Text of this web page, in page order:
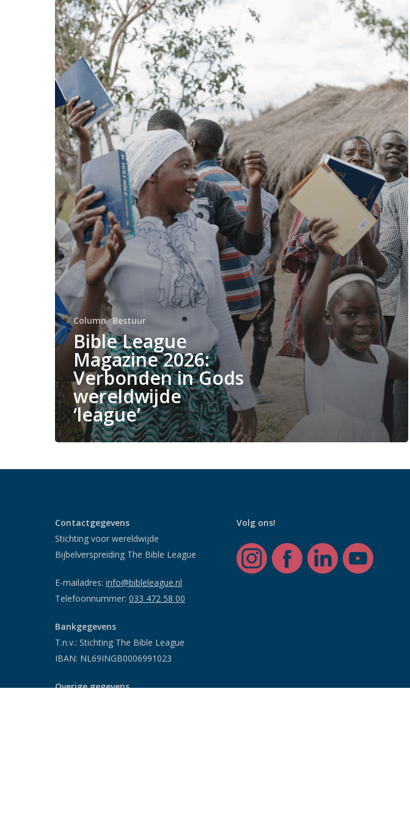
2026:
Verbonden
in
Gods
wereldwijde
‘league’
Column Bestuur
Bible League
Magazine 2026:
Verbonden in Gods
wereldwijde
‘league’
Contactgegevens
Stichting voor wereldwijde
Bijbelverspreiding The Bible League
E-mailadres: info@bibleleague.nl
Telefoonnummer: 033 472 58 00
Bankgegevens
T.n.v.: Stichting The Bible League
IBAN: NL69INGB0006991023
Overige gegevens
Volg ons!